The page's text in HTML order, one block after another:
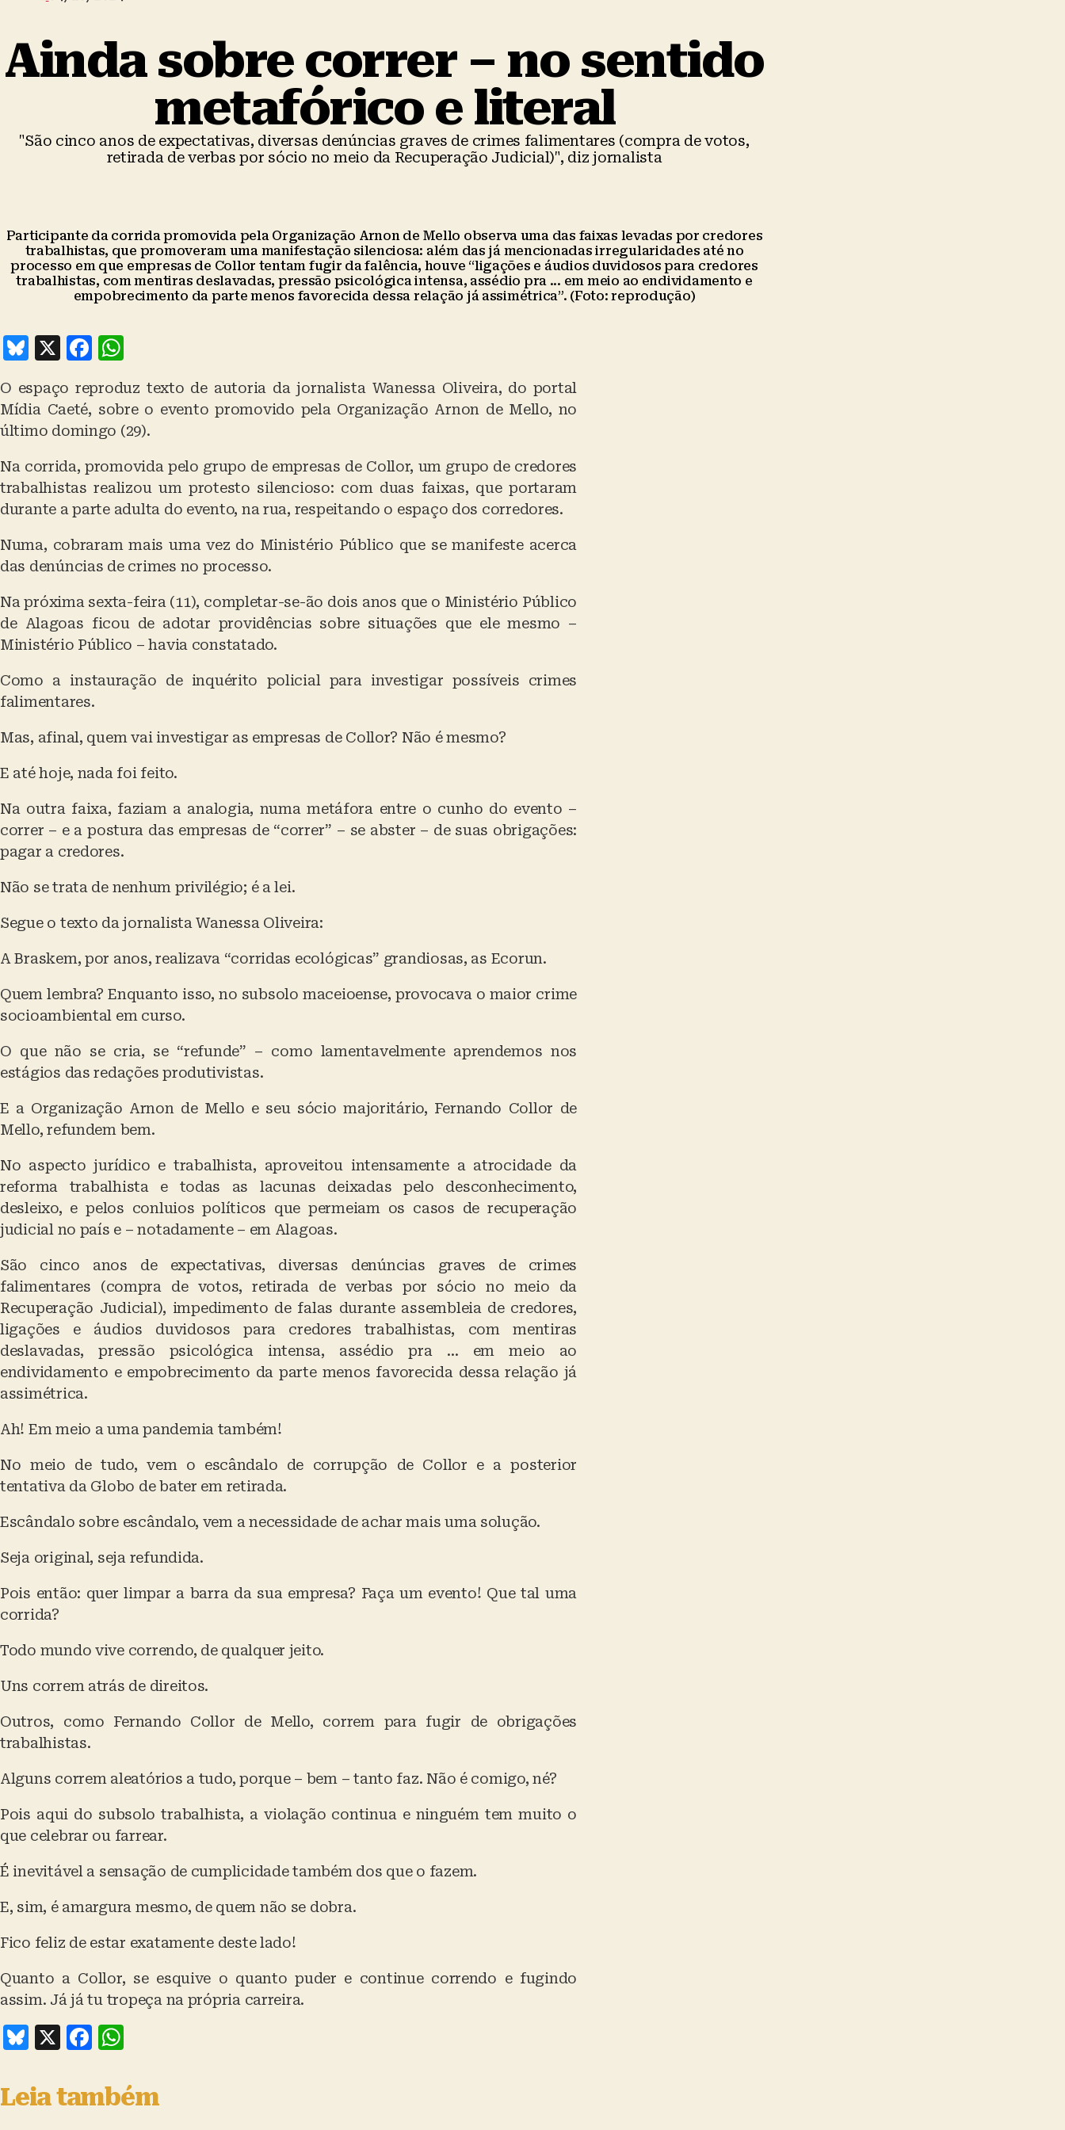
Ainda sobre correr – no sentido
metafórico e literal
"São cinco anos de expectativas, diversas denúncias graves de crimes falimentares (compra de votos,
retirada de verbas por sócio no meio da Recuperação Judicial)", diz jornalista
Participante da corrida promovida pela Organização Arnon de Mello observa uma das faixas levadas por credores
trabalhistas, que promoveram uma manifestação silenciosa: além das já mencionadas irregularidades até no
processo em que empresas de Collor tentam fugir da falência, houve “ligações e áudios duvidosos para credores
trabalhistas, com mentiras deslavadas, pressão psicológica intensa, assédio pra ... em meio ao endividamento e
empobrecimento da parte menos favorecida dessa relação já assimétrica”. (Foto: reprodução)
B
e
s
y
X
F
c
e
b
o
o
at
s
p
p
O espaço reproduz texto de autoria da jornalista Wanessa Oliveira, do portal
Mídia Caeté, sobre o evento promovido pela Organização Arnon de Mello, no
último domingo (29).
Na corrida, promovida pelo grupo de empresas de Collor, um grupo de credores
trabalhistas realizou um protesto silencioso: com duas faixas, que portaram
durante a parte adulta do evento, na rua, respeitando o espaço dos corredores.
Numa, cobraram mais uma vez do Ministério Público que se manifeste acerca
das denúncias de crimes no processo.
Na próxima sexta-feira (11), completar-se-ão dois anos que o Ministério Público
de Alagoas ficou de adotar providências sobre situações que ele mesmo –
Ministério Público – havia constatado.
Como a instauração de inquérito policial para investigar possíveis crimes
falimentares.
Mas, afinal, quem vai investigar as empresas de Collor? Não é mesmo?
E até hoje, nada foi feito.
Na outra faixa, faziam a analogia, numa metáfora entre o cunho do evento –
correr – e a postura das empresas de “correr” – se abster – de suas obrigações:
pagar a credores.
Não se trata de nenhum privilégio; é a lei.
Segue o texto da jornalista Wanessa Oliveira:
A Braskem, por anos, realizava “corridas ecológicas” grandiosas, as Ecorun.
Quem lembra? Enquanto isso, no subsolo maceioense, provocava o maior crime
socioambiental em curso.
O que não se cria, se “refunde” – como lamentavelmente aprendemos nos
estágios das redações produtivistas.
E a Organização Arnon de Mello e seu sócio majoritário, Fernando Collor de
Mello, refundem bem.
No aspecto jurídico e trabalhista, aproveitou intensamente a atrocidade da
reforma trabalhista e todas as lacunas deixadas pelo desconhecimento,
desleixo, e pelos conluios políticos que permeiam os casos de recuperação
judicial no país e – notadamente – em Alagoas.
São cinco anos de expectativas, diversas denúncias graves de crimes
falimentares (compra de votos, retirada de verbas por sócio no meio da
Recuperação Judicial), impedimento de falas durante assembleia de credores,
ligações e áudios duvidosos para credores trabalhistas, com mentiras
deslavadas, pressão psicológica intensa, assédio pra … em meio ao
endividamento e empobrecimento da parte menos favorecida dessa relação já
assimétrica.
Ah! Em meio a uma pandemia também!
No meio de tudo, vem o escândalo de corrupção de Collor e a posterior
tentativa da Globo de bater em retirada.
Escândalo sobre escândalo, vem a necessidade de achar mais uma solução.
Seja original, seja refundida.
Pois então: quer limpar a barra da sua empresa? Faça um evento! Que tal uma
corrida?
Todo mundo vive correndo, de qualquer jeito.
Uns correm atrás de direitos.
Outros, como Fernando Collor de Mello, correm para fugir de obrigações
trabalhistas.
Alguns correm aleatórios a tudo, porque – bem – tanto faz. Não é comigo, né?
Pois aqui do subsolo trabalhista, a violação continua e ninguém tem muito o
que celebrar ou farrear.
É inevitável a sensação de cumplicidade também dos que o fazem.
E, sim, é amargura mesmo, de quem não se dobra.
Fico feliz de estar exatamente deste lado!
Quanto a Collor, se esquive o quanto puder e continue correndo e fugindo
assim. Já já tu tropeça na própria carreira.
B
e
s
X
F
c
e
at
s
Leia também